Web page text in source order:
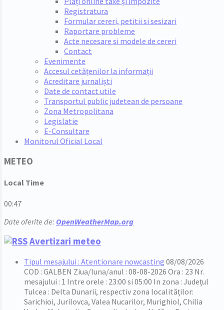
Registratura
Formular cereri, petitii si sesizari
Raportare probleme
Acte necesare si modele de cereri
Contact
Evenimente
Accesul cetățenilor la informații
Acreditare jurnaliști
Date de contact utile
Transportul public judetean de persoane
Zona Metropolitana
Legislatie
E-Consultare
Monitorul Oficial Local
METEO
Local Time
00:47
Date oferite de: OpenWeatherMap.org
Avertizari meteo
Tipul mesajului : Atentionare nowcasting 08/08/2026
COD : GALBEN Ziua/luna/anul : 08-08-2026 Ora : 23 Nr.
mesajului : 1 Intre orele : 23:00 si 05:00 In zona : Județul
Tulcea : Delta Dunarii, respectiv zona localităților:
Sarichioi, Jurilovca, Valea Nucarilor, Murighiol, Chilia